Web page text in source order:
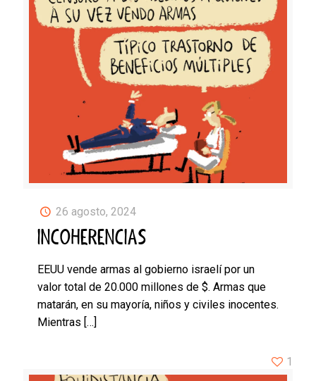
26 agosto, 2024
INCOHERENCIAS
EEUU vende armas al gobierno israelí por un
valor total de 20.000 millones de $. Armas que
matarán, en su mayoría, niños y civiles inocentes.
Mientras […]
1